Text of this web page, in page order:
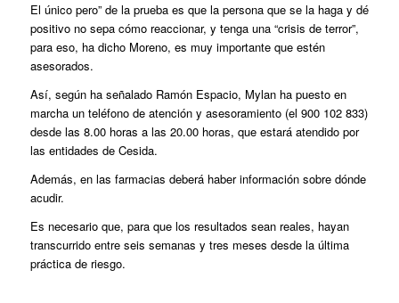
El único pero” de la prueba es que la persona que se la haga y dé
positivo no sepa cómo reaccionar, y tenga una “crisis de terror”,
para eso, ha dicho Moreno, es muy importante que estén
asesorados.
Así, según ha señalado Ramón Espacio, Mylan ha puesto en
marcha un teléfono de atención y asesoramiento (el 900 102 833)
desde las 8.00 horas a las 20.00 horas, que estará atendido por
las entidades de Cesida.
Además, en las farmacias deberá haber información sobre dónde
acudir.
Es necesario que, para que los resultados sean reales, hayan
transcurrido entre seis semanas y tres meses desde la última
práctica de riesgo.